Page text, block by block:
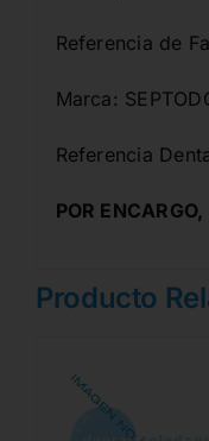
Referencia de
Marca:
Referencia
POR
Producto